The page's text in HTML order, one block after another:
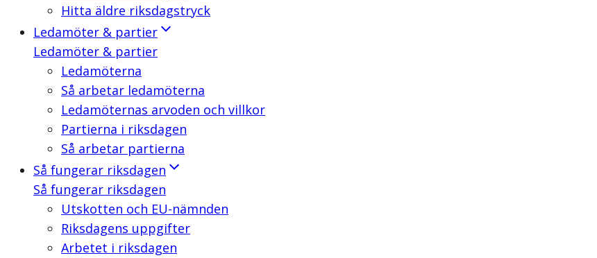
Hitta äldre riksdagstryck
Ledamöter & partier
Ledamöter & partier
Ledamöterna
Så arbetar ledamöterna
Ledamöternas arvoden och villkor
Partierna i riksdagen
Så arbetar partierna
Så fungerar riksdagen
Så fungerar riksdagen
Utskotten och EU-nämnden
Riksdagens uppgifter
Arbetet i riksdagen